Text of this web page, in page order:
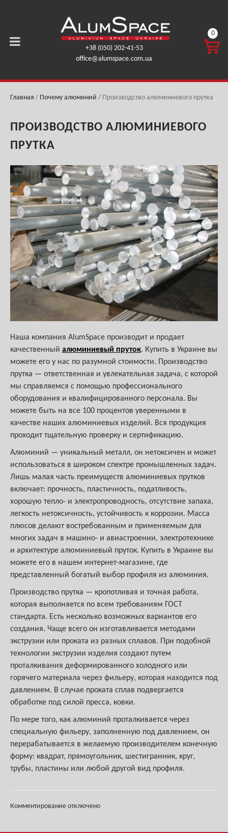
+38 (050) 202-41-53
office@alumspace.com.ua
КОРЗ
ГРН.
0
Главная / Почему алюминий / Производство алюминиевого прутка
ПРОИЗВОДСТВО АЛЮМИНИЕВОГО
ПРУТКА
Наша компания AlumSpace производит и продает
качественный алюминиевый пруток. Купить в Украине вы
можете его у нас по разумной стоимости. Производство
прутка — ответственная и увлекательная задача, с которой
мы справляемся с помощью профессионального
оборудования и квалифицированного персонала. Вы
можете быть на все 100 процентов уверенными в
качестве наших алюминиевых изделий. Вся продукция
проходит тщательную проверку и сертификацию.
Алюминий — уникальный металл, он нетоксичен и может
использоваться в широком спектре промышленных задач.
Лишь малая часть преимуществ алюминиевых прутков
включает: прочность, пластичность, податливость,
хорошую тепло- и электропроводность, отсутствие запаха,
легкость нетоксичность, устойчивость к коррозии. Масса
плюсов делают востребованным и применяемым для
многих задач в машино- и авиастроении, электротехнике
и архитектуре алюминиевый пруток. Купить в Украине вы
можете его в нашем интернет-магазине, где
представленный богатый выбор профиля из алюминия.
Производство прутка — кропотливая и точная работа,
которая выполняется по всем требованиям ГОСТ
стандарта. Есть несколько возможных вариантов его
создания. Чаще всего он изготавливается методами
экструзии или проката из разных сплавов. При подобной
технологии экструзии изделия создают путем
проталкивания деформированного холодного или
горячего материала через фильеру, которая находится под
давлением. В случае проката сплав подвергается
обработке под силой пресса, ковки.
По мере того, как алюминий проталкивается через
специальную фильеру, заполненную под давлением, он
перерабатывается в желаемую производителем конечную
форму: квадрат, прямоугольник, шестигранник, круг,
трубы, пластины или любой другой вид профиля.
Комментирование отключено